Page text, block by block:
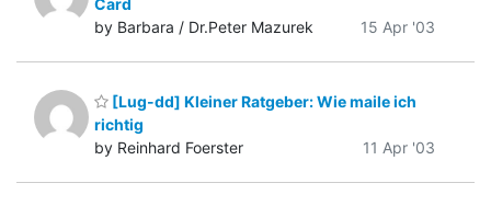
Card
by Barbara / Dr.Peter Mazurek
15 Apr '03
[Lug-dd] Kleiner Ratgeber: Wie maile ich
richtig
by Reinhard Foerster
11 Apr '03